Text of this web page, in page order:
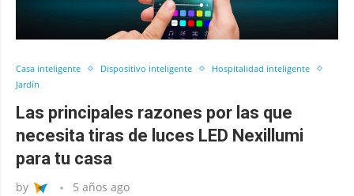
Casa inteligente Dispositivo inteligente
Hospitalidad inteligente
Jardín
Las principales razones por las que
necesita tiras de luces LED Nexillumi
para tu casa
by 5 años ago